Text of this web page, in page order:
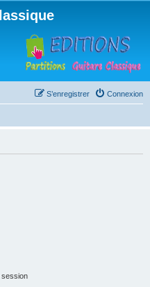
Connexion
S’enregistrer
session